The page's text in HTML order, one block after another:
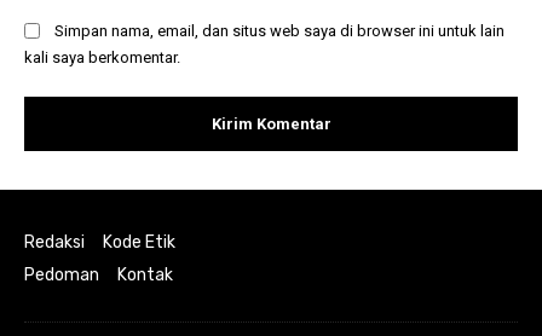
Simpan nama, email, dan situs web saya di browser ini untuk lain
kali saya berkomentar.
Redaksi
Kode Etik
Pedoman
Kontak